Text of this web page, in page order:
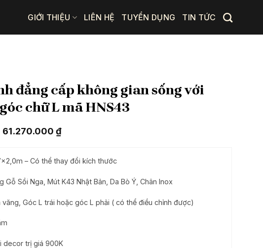
GIỚI THIỆU LIÊN HỆ TUYỂN DỤNG TIN TỨC
đẳng cấp không gian sống với
chữ L mã HNS43
Giá
69.000.000 ₫.
61.270.000₫Giá
là:
61.270.000 ₫.
– Có thể thay đổi kích thước
Gỗ Sồi Nga, Mút K43 Nhật Bản, Da Bò Ý, Chân Inox
văng, Góc L trái hoặc góc L phải ( có thể điều chỉnh được)
decor trị giá 900K